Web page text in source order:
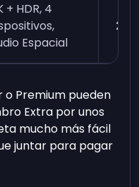
+ HDR, 4
Espacial
o Premium pueden
Extra por unos
mucho más fácil
juntar para pagar